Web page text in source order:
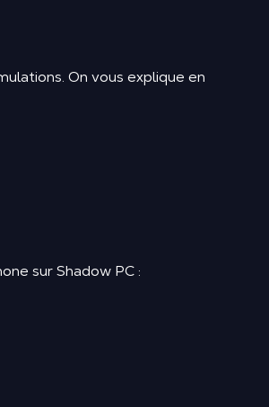
On vous explique en
sur Shadow PC :